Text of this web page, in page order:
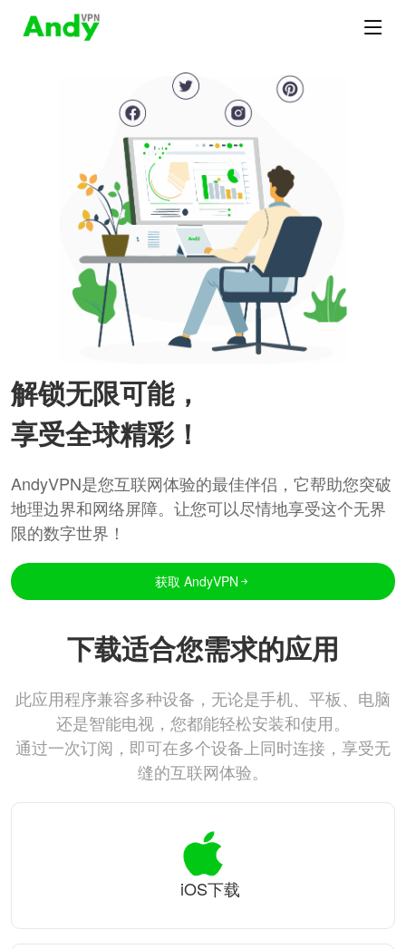
解锁无限可能，
享受全球精彩！
AndyVPN是您互联网体验的最佳伴侣，它帮助您突破
地理边界和网络屏障。让您可以尽情地享受这个无界
限的数字世界！
获取 AndyVPN
下载适合您需求的应用
此应用程序兼容多种设备，无论是手机、平板、电脑
还是智能电视，您都能轻松安装和使用。
通过一次订阅，即可在多个设备上同时连接，享受无
缝的互联网体验。
iOS下载